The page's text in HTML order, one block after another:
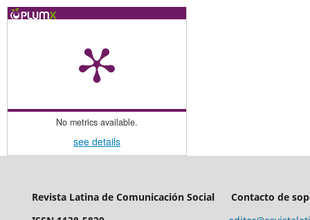
No metrics available.
see details
Revista Latina de Comunicación Social
Contacto de